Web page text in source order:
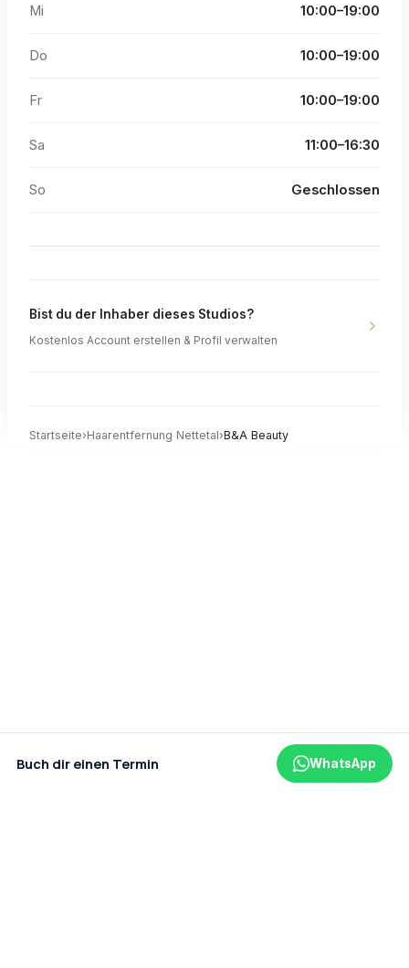
Mi 10:00–19:00
Do 10:00–19:00
Fr 10:00–19:00
Sa 11:00–16:30
So Geschlossen
Bist du der Inhaber dieses Studios?
Kostenlos Account erstellen & Profil verwalten
Startseite›Haarentfernung Nettetal›B&A Beauty
Buch dir einen Termin WhatsApp